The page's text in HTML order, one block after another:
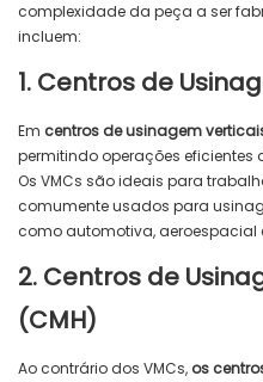
complexidade da peça a ser
incluem:
1. Centros de
Em centros de usinagem
permitindo operações eficientes
Os VMCs são ideais para
comumente usados ​​para
como automotiva, aeroespacial
2. Centros de
(CMH)
Ao contrário dos VMCs, os